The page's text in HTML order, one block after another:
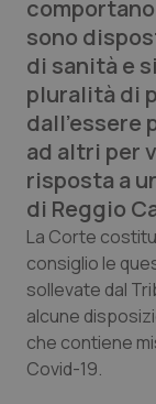
Abruzzo
Basilicata
Calabria
Campania
Emilia-
QS Pro
Artrite &
Asma &
Car-T
QS Club
sono
di sanità e
pluralità di
ad altri per
risposta a
di Reggio
La Corte
consiglio le
sollevate dal
alcune
che contiene
Covid-19.